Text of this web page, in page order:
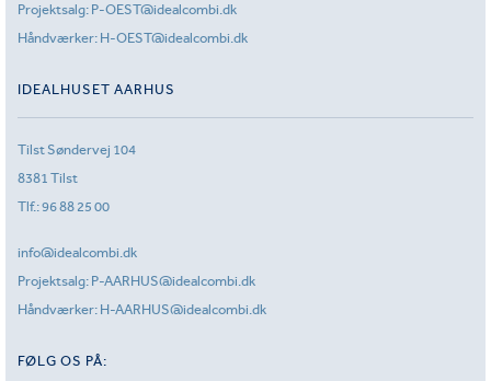
Projektsalg: P-OEST@idealcombi.dk
Håndværker: H-OEST@idealcombi.dk
IDEALHUSET AARHUS
Tilst Søndervej 104
8381 Tilst
Tlf.:96 88 25 00
info@idealcombi.dk
Projektsalg: P-AARHUS@idealcombi.dk
Håndværker: H-AARHUS@idealcombi.dk
FØLG OS PÅ: